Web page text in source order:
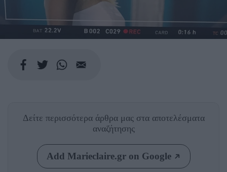
Δείτε περισσότερα άρθρα μας στα αποτελέσματα
αναζήτησης
Add Marieclaire.gr on Google